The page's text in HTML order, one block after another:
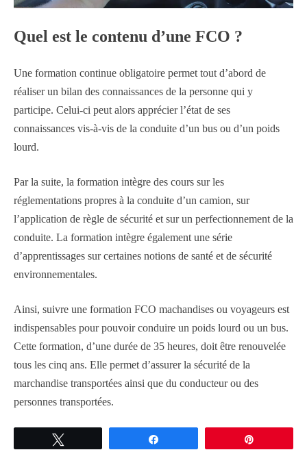
Quel est le contenu d’une FCO ?
Une formation continue obligatoire permet tout d’abord de
réaliser un bilan des connaissances de la personne qui y
participe. Celui-ci peut alors apprécier l’état de ses
connaissances vis-à-vis de la conduite d’un bus ou d’un poids
lourd.
Par la suite, la formation intègre des cours sur les
réglementations propres à la conduite d’un camion, sur
l’application de règle de sécurité et sur un perfectionnement de la
conduite. La formation intègre également une série
d’apprentissages sur certaines notions de santé et de sécurité
environnementales.
Ainsi, suivre une formation FCO machandises ou voyageurs est
indispensables pour pouvoir conduire un poids lourd ou un bus.
Cette formation, d’une durée de 35 heures, doit être renouvelée
tous les cinq ans. Elle permet d’assurer la sécurité de la
marchandise transportées ainsi que du conducteur ou des
personnes transportées.